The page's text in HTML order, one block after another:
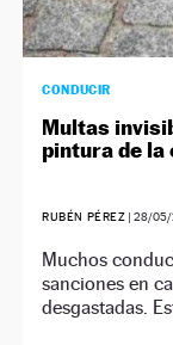
CONDUCIR
Multas
pintura de
RUBÉN PÉREZ |28/
Muchos
sanciones en
desgastadas.